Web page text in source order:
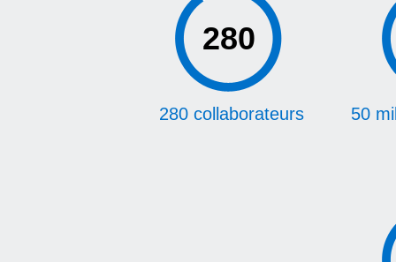
280
280 collaborateurs 50